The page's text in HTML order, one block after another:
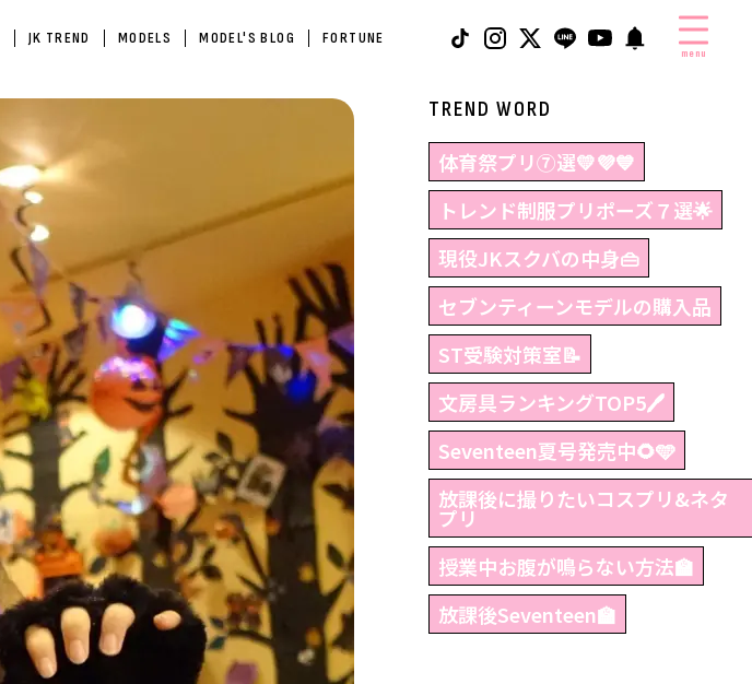
JK TREND MODELS MODEL'S BLOG FORTUNE
menu
TREND WORD
体育祭プリ⑦選💛💜💙
トレンド制服プリポーズ７選🌟
現役JKスクバの中身👜
セブンティーンモデルの購入品
ST受験対策室📝
文房具ランキングTOP5🖊
Seventeen夏号発売中🌻🩵
放課後に撮りたいコスプリ&ネタ
プリ
授業中お腹が鳴らない方法🏫
放課後Seventeen🏫